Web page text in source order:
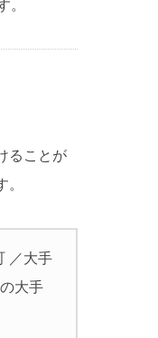
。
ることが
／大手
大手